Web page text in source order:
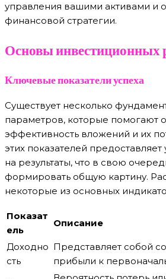
управления вашими активами и
финансовой стратегии.
Основы инвестиционных
Ключевые показатели успеха
Существует несколько
параметров, которые помогают
эффективность вложений и их
этих показателей
на результаты, что в свою
формировать общую картину.
некоторые из основных
Показат
ель
Описание
Доходно
сть
Представляет собой
прибыли к